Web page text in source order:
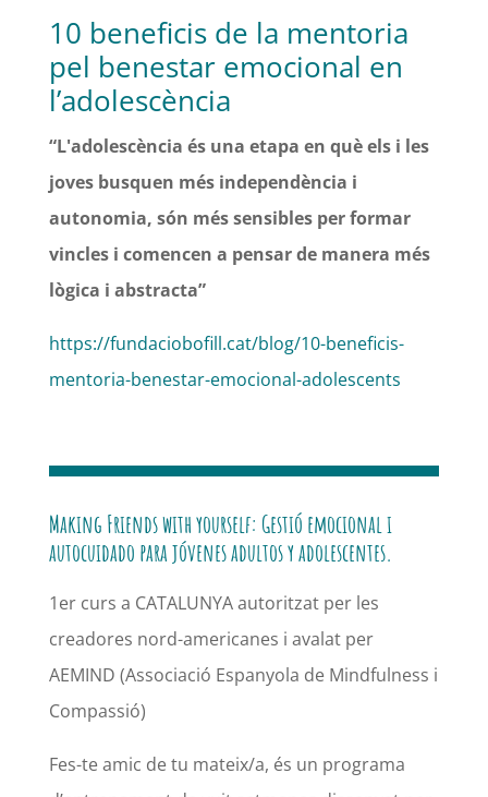
10 beneficis de la mentoria
pel benestar emocional en
l’adolescència
“L'adolescència és una etapa en què els i les
joves busquen més independència i
autonomia, són més sensibles per formar
vincles i comencen a pensar de manera més
lògica i abstracta”
https://fundaciobofill.cat/blog/10-beneficis-
mentoria-benestar-emocional-adolescents
Making Friends with yourself: Gestió emocional i
autocuidado para jóvenes adultos y adolescentes.
1er curs a CATALUNYA autoritzat per les
creadores nord-americanes i avalat per
AEMIND (Associació Espanyola de Mindfulness i
Compassió)
Fes-te amic de tu mateix/a, és un programa